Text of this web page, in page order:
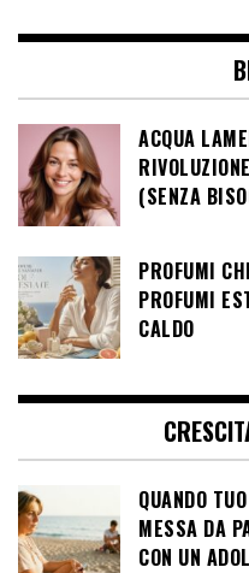
ACQUA
(SENZA
PROFUMI
PROFUMI
CALDO
QUANDO
MESSA DA
CON UN